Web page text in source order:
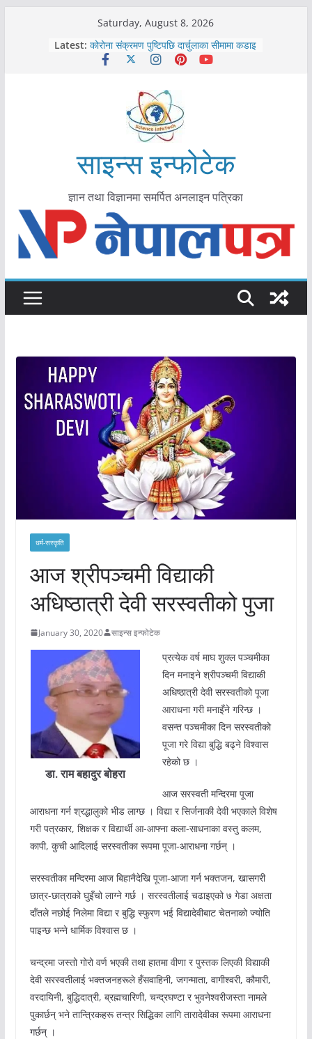
Saturday, August 8, 2026
Latest: कोरोना संक्रमण पुष्टिपछि दार्चुलाका सीमामा कडाइ
विराटनगर महानगरद्वारा पूर्ण खोप सुनिश्चित घोषणा
मकवानपुरमा खोरेत रोग विरुद्धको खोप लगाउन
आयुर्वेद चिकित्सा प्रणालीको भूमिका महत्वपूर्ण छ :
मुख्यमन्त्री शाह
काभ्रेपलाञ्चोकमा आयुर्वेद स्वास्थ्योपचारतर्फ
आकर्षण बढ्दै
साइन्स इन्फोटेक
ज्ञान तथा विज्ञानमा समर्पित अनलाइन पत्रिका
धर्म-सस्कृति
आज श्रीपञ्चमी विद्याकी
अधिष्ठात्री देवी सरस्वतीको पुजा
January 30, 2020 साइन्स इन्फोटेक
डा. राम बहादुर बोहरा
प्रत्येक वर्ष माघ शुक्ल पञ्चमीका
दिन मनाइने श्रीपञ्चमी विद्याकी
अधिष्ठात्री देवी सरस्वतीको पूजा
आराधना गरी मनाइँने गरिन्छ ।
वसन्त पञ्चमीका दिन सरस्वतीको
पूजा गरे विद्या बुद्धि बढ्ने विश्वास
रहेको छ ।
आज सरस्वती मन्दिरमा पूजा
आराधना गर्न श्रद्धालुको भीड लाग्छ । विद्या र सिर्जनाकी देवी भएकाले विशेष
गरी पत्रकार, शिक्षक र विद्यार्थी आ-आफ्ना कला-साधनाका वस्तु कलम,
कापी, कुची आदिलाई सरस्वतीका रूपमा पूजा-आराधना गर्छन् ।
सरस्वतीका मन्दिरमा आज बिहानैदेखि पूजा-आजा गर्न भक्तजन, खासगरी
छात्र-छात्राको घुइँचो लाग्ने गर्छ । सरस्वतीलाई चढाइएको ७ गेडा अक्षता
दाँतले नछोई निलेमा विद्या र बुद्धि स्फुरण भई विद्यादेवीबाट चेतनाको ज्योति
पाइन्छ भन्ने धार्मिक विश्वास छ ।
चन्द्रमा जस्तो गोरो वर्ण भएकी तथा हातमा वीणा र पुस्तक लिएकी विद्याकी
देवी सरस्वतीलाई भक्तजनहरूले हँसवाहिनी, जगन्माता, वागीश्वरी, कौमारी,
वरदायिनी, बुद्धिदात्री, ब्रह्मचारिणी, चन्द्रघण्टा र भुवनेश्वरीजस्ता नामले
पुकार्छन् भने तान्त्रिकहरू तन्त्र सिद्धिका लागि तारादेवीका रूपमा आराधना
गर्छन् ।